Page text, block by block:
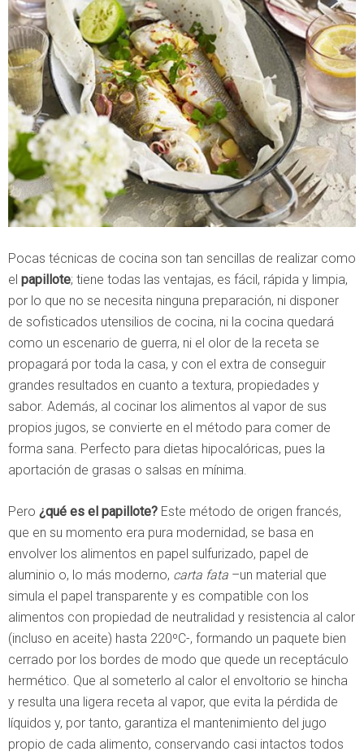
Pocas técnicas de cocina son tan sencillas de realizar como
el papillote; tiene todas las ventajas, es fácil, rápida y limpia,
por lo que no se necesita ninguna preparación, ni disponer
de sofisticados utensilios de cocina, ni la cocina quedará
como un escenario de guerra, ni el olor de la receta se
propagará por toda la casa, y con el extra de conseguir
grandes resultados en cuanto a textura, propiedades y
sabor. Además, al cocinar los alimentos al vapor de sus
propios jugos, se convierte en el método para comer de
forma sana. Perfecto para dietas hipocalóricas, pues la
aportación de grasas o salsas en mínima.
Pero ¿qué es el papillote? Este método de origen francés,
que en su momento era pura modernidad, se basa en
envolver los alimentos en papel sulfurizado, papel de
aluminio o, lo más moderno, carta fata –un material que
simula el papel transparente y es compatible con los
alimentos con propiedad de neutralidad y resistencia al calor
(incluso en aceite) hasta 220ºC-, formando un paquete bien
cerrado por los bordes de modo que quede un receptáculo
hermético. Que al someterlo al calor el envoltorio se hincha
y resulta una ligera receta al vapor, que evita la pérdida de
líquidos y, por tanto, garantiza el mantenimiento del jugo
propio de cada alimento, conservando casi intactos todos